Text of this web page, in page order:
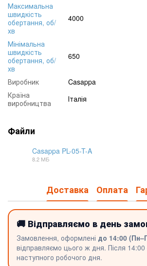
Максимальна
швидкість
обертання, об/
хв
4000
Мінімальна
швидкість
обертання, об/
хв
650
Виробник
Casappa
Країна
виробництва
Італія
Файли
Casappa PL-05-T-A
8.2 МБ
Доставка Оплата
🚚 Відправляємо в день
Замовлення, оформлені до 14:00
відправляємо цього ж дня. Після
наступного робочого дня.